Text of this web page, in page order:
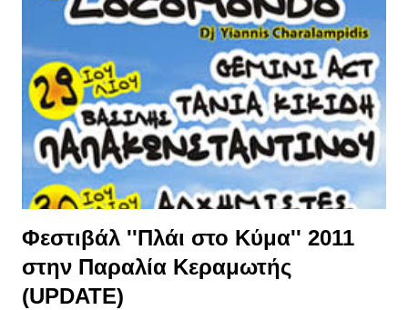
Φεστιβάλ ''Πλάι στο Κύμα'' 2011
στην Παραλία Κεραμωτής
(UPDATE)